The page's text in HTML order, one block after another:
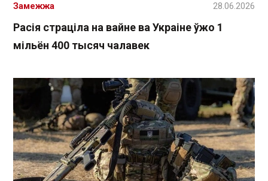
Расія страціла на вайне ва Украіне ўжо 1
мільён 400 тысяч чалавек
Замежжа 28.06.2026